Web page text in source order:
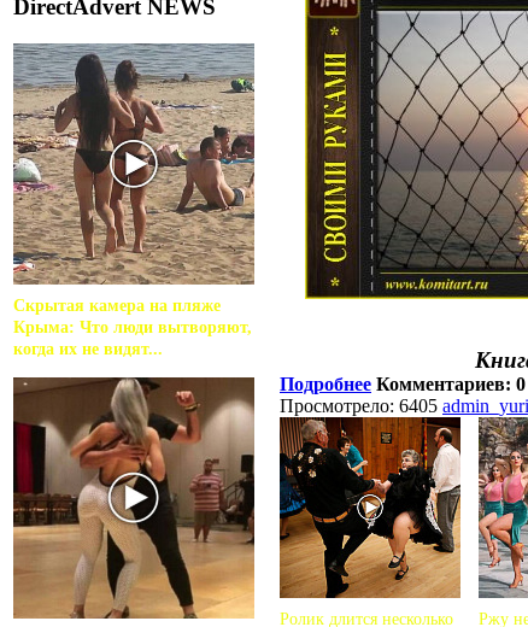
DirectAdvert NEWS
Скрытая камера на пляже
Крыма: Что люди вытворяют,
когда их не видят...
Подробнее Комментариев: 0
Просмотрело: 6405
Ролик длится несколько Ржу не